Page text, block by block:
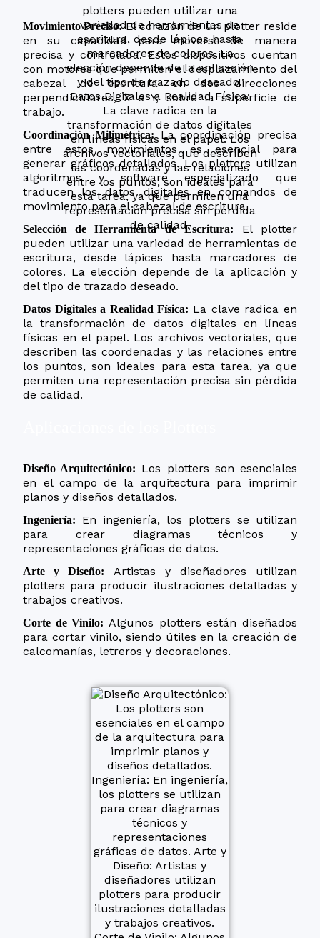
Movimiento Preciso:El corazón de un plotter reside
en su capacidad para moverse de manera
precisa y controlada. Estos dispositivos cuentan
con motores que permiten el desplazamiento del
cabezal de escritura en dos direcciones
perpendiculares, X e Y, sobre la superficie de
trabajo.
Coordinación Milimétrica:La coordinación precisa
entre estos movimientos es esencial para
generar gráficos detallados. Los plotters utilizan
algoritmos y software especializado que
traducen los datos digitales en comandos de
movimiento para el cabezal de escritura.
Selección de Herramienta de Escritura: El plotter
pueden utilizar una variedad de herramientas de
escritura, desde lápices hasta marcadores de
colores. La elección depende de la aplicación y
del tipo de trazado deseado.
Datos Digitales a Realidad Física: La clave radica en
la transformación de datos digitales en líneas
físicas en el papel. Los archivos vectoriales, que
describen las coordenadas y las relaciones entre
los puntos, son ideales para esta tarea, ya que
permiten una representación precisa sin pérdida
de calidad.
Diseño Arquitectónico: Los plotters son esenciales
en el campo de la arquitectura para imprimir
planos y diseños detallados.
Ingeniería:
En ingeniería, los plotters se utilizan
para crear diagramas técnicos y
representaciones gráficas de datos.
Arte y Diseño:
Artistas y diseñadores utilizan
plotters para producir ilustraciones detalladas y
trabajos creativos.
Corte de Vinilo: Algunos plotters están diseñados
para cortar vinilo, siendo útiles en la creación de
calcomanías, letreros y decoraciones.